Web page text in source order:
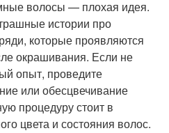
волосы — плохая идея.
истории про
которые проявляются
окрашивания. Если не
опыт, проведите
или обесцвечивание
процедуру стоит в
цвета и состояния волос.